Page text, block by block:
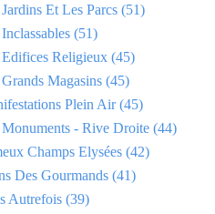
Et Les Parcs (51)
(51)
Religieux (45)
Magasins (45)
Plein Air(45)
- Rive Droite (44)
Champs Elysées (42)
Des Gourmands (41)
Autrefois (39)